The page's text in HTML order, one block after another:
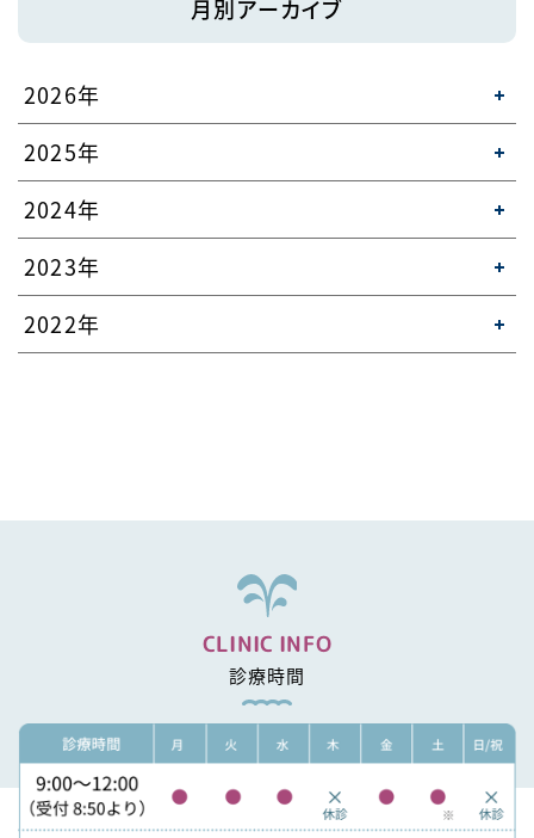
月別アーカイブ
2026年
2025年
2024年
2023年
2022年
CLINIC INFO
診療時間